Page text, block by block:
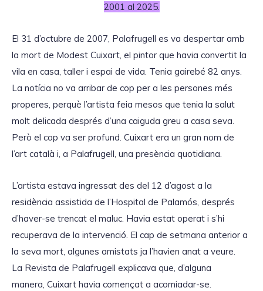
2001 al 2025.
El 31 d’octubre de 2007, Palafrugell es va despertar amb
la mort de Modest Cuixart, el pintor que havia convertit la
vila en casa, taller i espai de vida. Tenia gairebé 82 anys.
La notícia no va arribar de cop per a les persones més
properes, perquè l’artista feia mesos que tenia la salut
molt delicada després d’una caiguda greu a casa seva.
Però el cop va ser profund. Cuixart era un gran nom de
l’art català i, a Palafrugell, una presència quotidiana.
L’artista estava ingressat des del 12 d’agost a la
residència assistida de l’Hospital de Palamós, després
d’haver-se trencat el maluc. Havia estat operat i s’hi
recuperava de la intervenció. El cap de setmana anterior a
la seva mort, algunes amistats ja l’havien anat a veure.
La Revista de Palafrugell explicava que, d’alguna
manera, Cuixart havia començat a acomiadar-se.